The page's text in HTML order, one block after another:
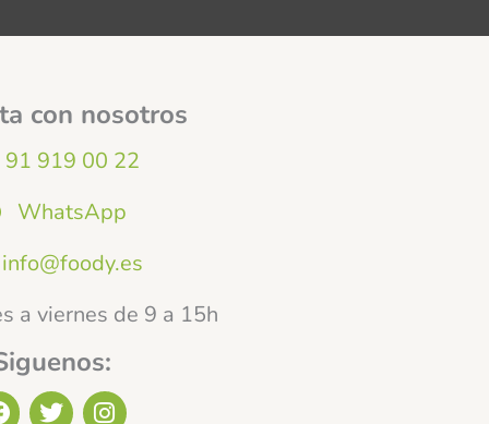
con nosotros
91 919 00 22
WhatsApp
info@foody.es
a viernes de 9 a 15h
T I